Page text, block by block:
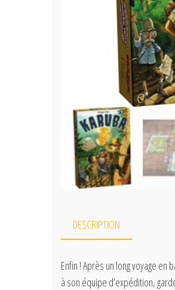
DESCRIPTION
Enfin ! Après un long voyage
à son équipe d’expédition,